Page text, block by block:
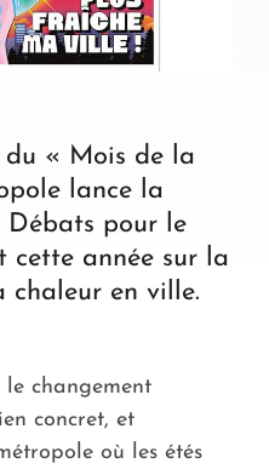
du « Mois de la
lance la
Débats pour le
cette année sur la
chaleur en ville.
le changement
concret, et
où les étés